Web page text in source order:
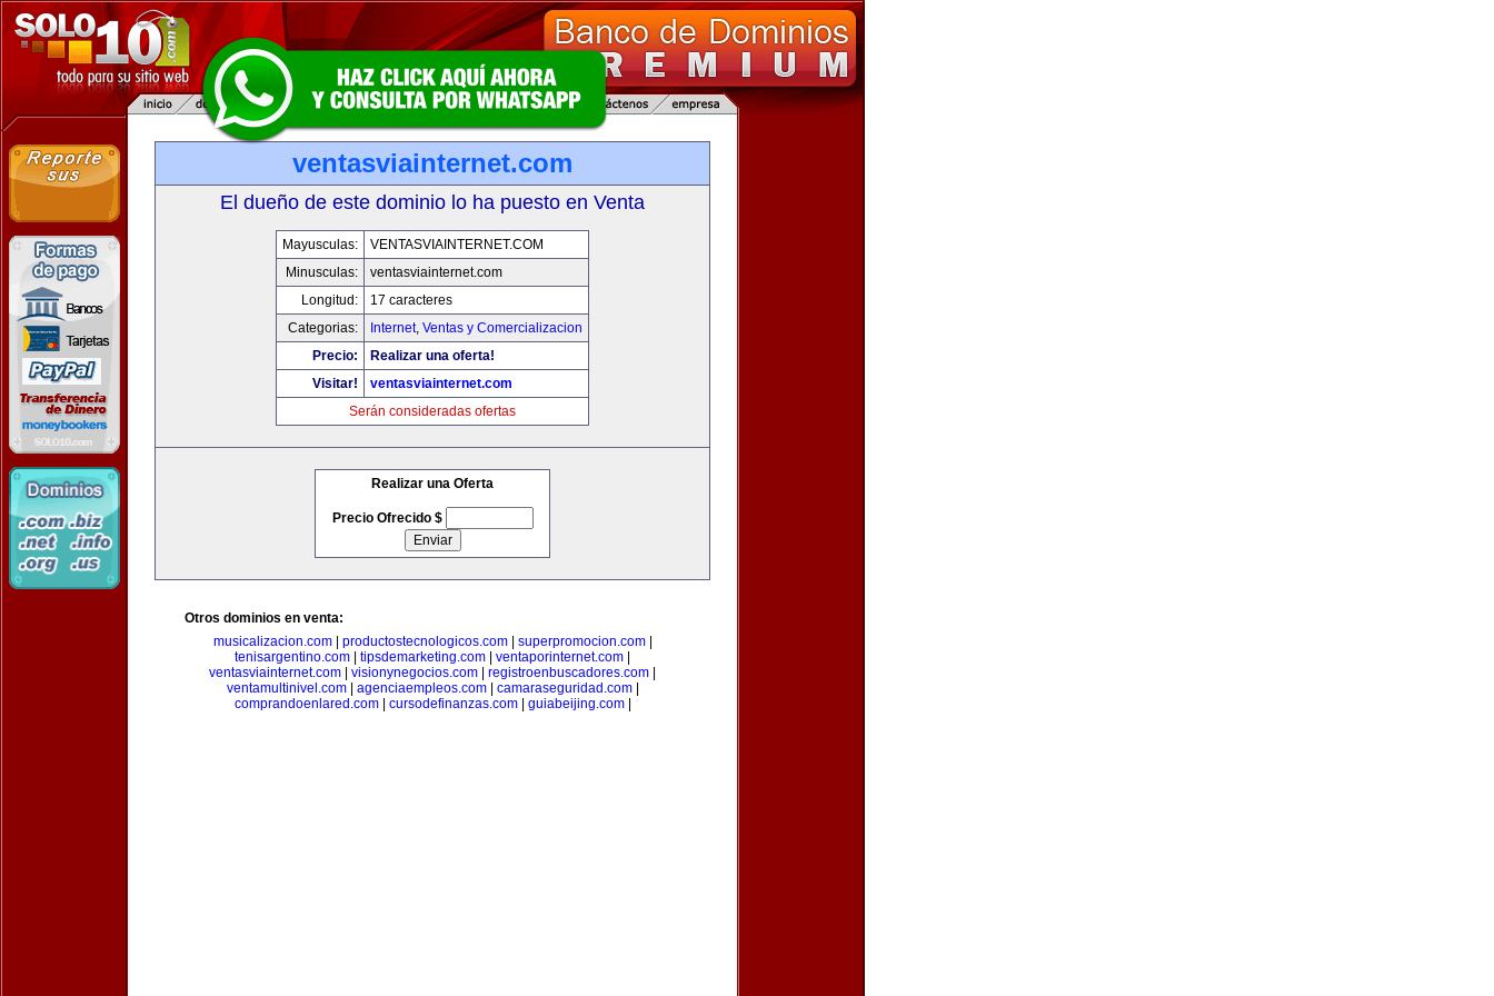
ventasviainternet.com
El dueño de este dominio lo ha puesto en Venta
Mayusculas:
VENTASVIAINTERNET.COM
Minusculas:
ventasviainternet.com
Longitud:
17 caracteres
Categorias:
Internet, Ventas y Comercializacion
Precio:
Realizar una oferta!
Visitar!
ventasviainternet.com
Serán consideradas ofertas
Realizar una Oferta
Precio Ofrecido $
Otros dominios en venta:
musicalizacion.com| productostecnologicos.com| superpromocion.com|
tenisargentino.com
tipsdemarketing.com ventaporinternet.com
ventasviainternet.com
visionynegocios.com registroenbuscadores.com
ventamultinivel.com| agenciaempleos.com| camaraseguridad.com|
comprandoenlared.com| cursodefinanzas.com| guiabeijing.com|